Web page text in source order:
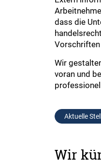
dass die
Wir
voran und
Aktuelle
Wir